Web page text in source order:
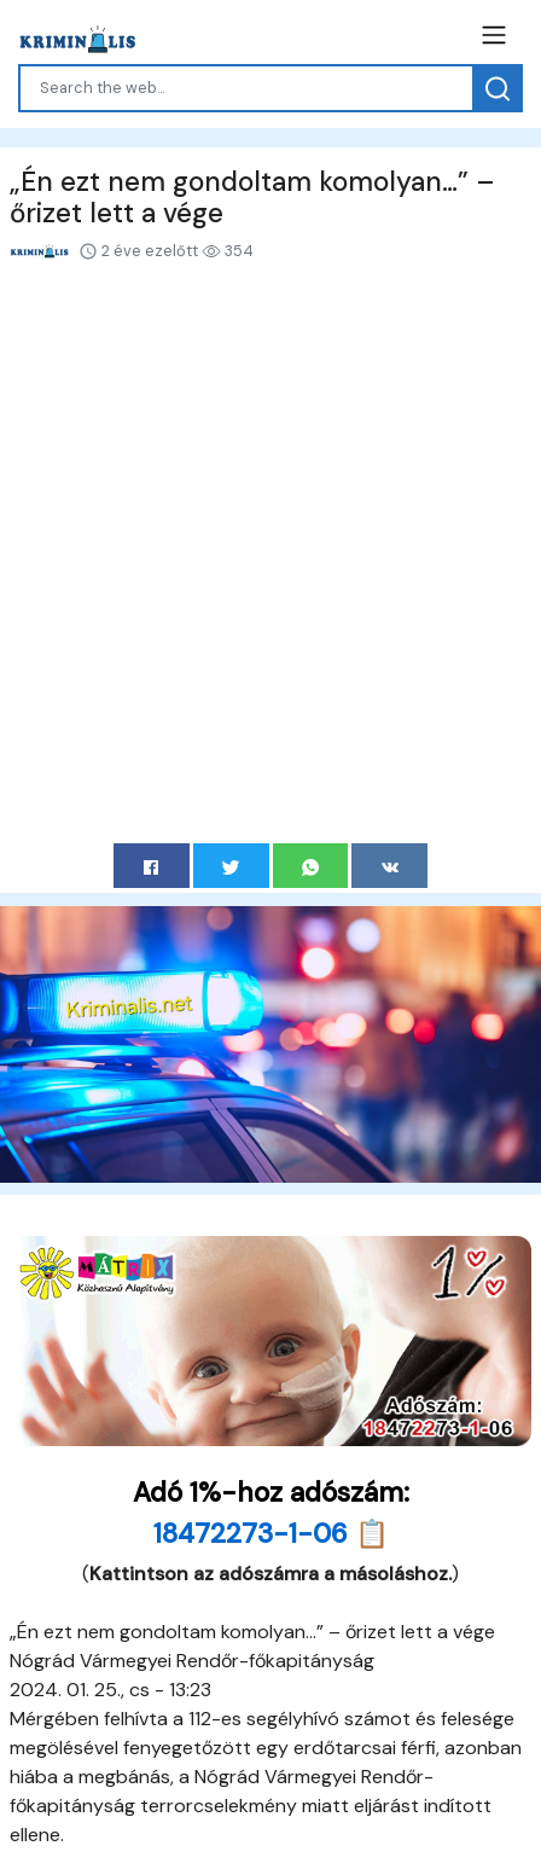
„Én ezt nem gondoltam komolyan…” –
őrizet lett a vége
2 éve ezelőtt 354
Adó 1%-hoz adószám:
18472273-1-06 📋
(Kattintson az adószámra a másoláshoz.)
„Én ezt nem gondoltam komolyan…” – őrizet lett a vége
Nógrád Vármegyei Rendőr-főkapitányság
2024. 01. 25., cs - 13:23
Mérgében felhívta a 112-es segélyhívó számot és felesége
megölésével fenyegetőzött egy erdőtarcsai férfi, azonban
hiába a megbánás, a Nógrád Vármegyei Rendőr-
főkapitányság terrorcselekmény miatt eljárást indított
ellene.